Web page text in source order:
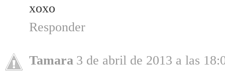
xoxo
Responder
Tamara 3 de abril de 2013 a las